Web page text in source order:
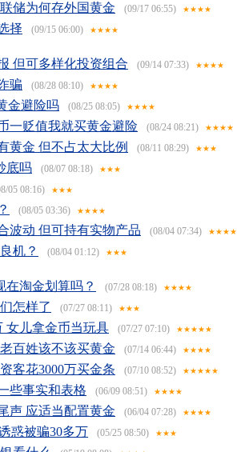
储为何存外国黄金 (09/17 06:55) ★★★★
择 (09/15 06:00) ★★★★
但可多样化投资组合 (09/14 07:33) ★★★★
骗 (08/28 08:10) ★★★★
金避险吗 (08/25 08:05) ★★★★
一贬值我就买黄金避险 (08/24 08:21) ★★★★
黄金 但不占太大比例 (08/11 08:29) ★★★
底吗 (08/07 08:18) ★★★
05 08:16) ★★★
(08/05 03:36) ★★★★
波动 但可持有实物产品 (08/04 07:34) ★★★★
机？ (08/04 01:12) ★★★
在淘金划算吗？ (07/28 08:18) ★★★★
怎样了 (07/27 08:11) ★★★
女儿拿金币当玩具 (07/27 07:10) ★★★★★
百姓该不该买黄金 (07/14 06:44) ★★★★
客花3000万买金条 (07/10 08:52) ★★★★★
些事实和表格 (06/09 08:51) ★★★★
声 应适当配置黄金 (06/04 07:28) ★★★★
惑被骗30多万 (05/25 08:50) ★★★